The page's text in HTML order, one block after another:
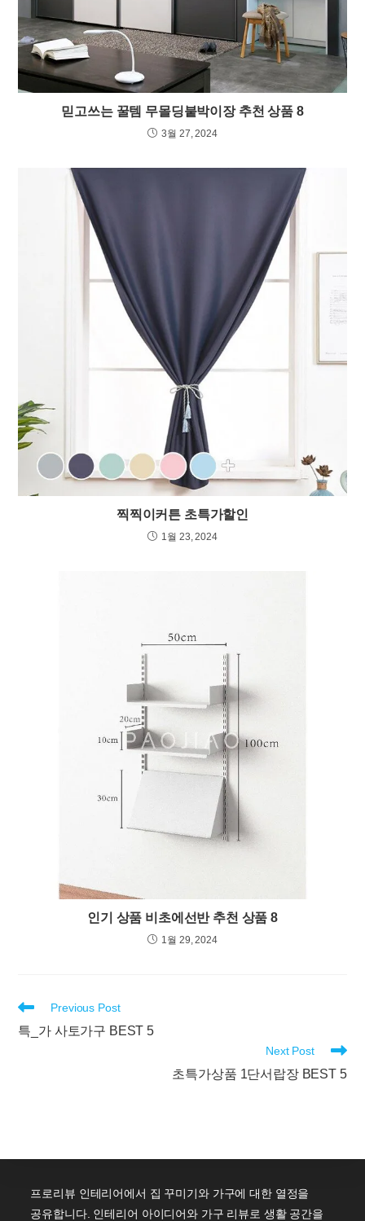
믿고쓰는 꿀템 무몰딩붙박이장 추천 상품 8
3월 27, 2024
찍찍이커튼 초특가할인
1월 23, 2024
인기 상품 비초에선반 추천 상품 8
1월 29, 2024
Read
articles
Previous Post
특_가 사토가구 BEST 5
Next Post
초특가상품 1단서랍장 BEST 5
프로리뷰 인테리어에서 집 꾸미기와 가구에 대한 열정을
공유합니다. 인테리어 아이디어와 가구 리뷰로 생활 공간을